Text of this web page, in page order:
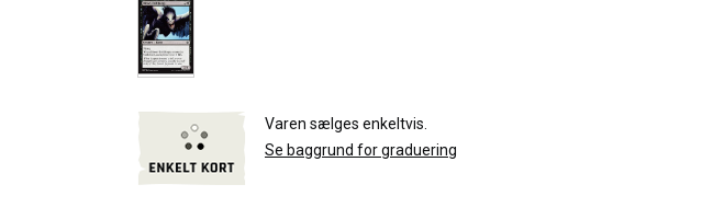
Varen sælges enkeltvis.
Se baggrund for graduering